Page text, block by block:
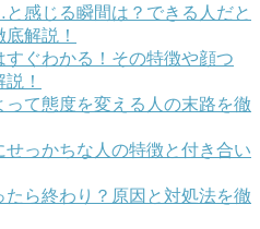
感じる瞬間は？できる人だと
解説！
すぐわかる！その特徴や顔つ
！
って態度を変える人の末路を徹
せっかちな人の特徴と付き合い
たら終わり？原因と対処法を徹